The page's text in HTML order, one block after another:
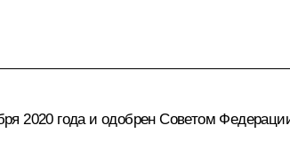
2020 года и одобрен Советом